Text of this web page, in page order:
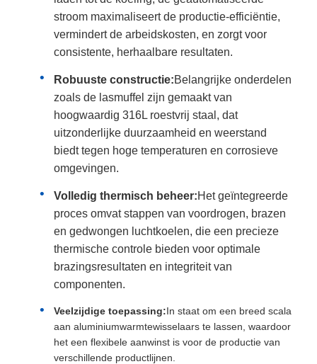
stroom maximaliseert de productie-efficiëntie,
vermindert de arbeidskosten, en zorgt voor
consistente, herhaalbare resultaten.
Robuuste constructie:Belangrijke onderdelen
zoals de lasmuffel zijn gemaakt van
hoogwaardig 316L roestvrij staal, dat
uitzonderlijke duurzaamheid en weerstand
biedt tegen hoge temperaturen en corrosieve
omgevingen.
Volledig thermisch beheer:Het geïntegreerde
proces omvat stappen van voordrogen, brazen
en gedwongen luchtkoelen, die een precieze
thermische controle bieden voor optimale
brazingsresultaten en integriteit van
componenten.
Veelzijdige toepassing:In staat om een breed scala
aan aluminiumwarmtewisselaars te lassen, waardoor
het een flexibele aanwinst is voor de productie van
verschillende productlijnen.